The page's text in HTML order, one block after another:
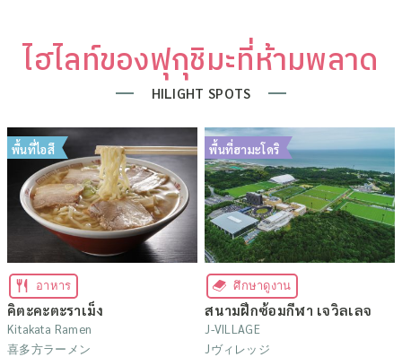
ไฮไลท์ของฟุกุชิมะที่ห้ามพลาด
HILIGHT SPOTS
พื้นที่ไอสึ
อาหาร
คิตะคะตะราเม็ง
Kitakata Ramen
喜多方ラーメン
พื้นที่ฮามะโดริ
ศึกษาดูงาน
สนามฝึกซ้อมกีฬา เจวิลเลจ
J-VILLAGE
Jヴィレッジ